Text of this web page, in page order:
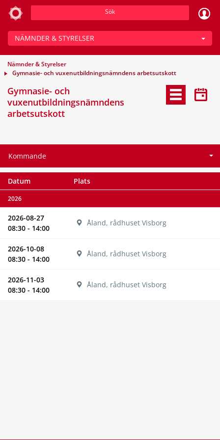
Sök
NÄMNDER & STYRELSER
Nämnder & Styrelser
Gymnasie- och vuxenutbildningsnämndens arbetsutskott
Gymnasie- och
vuxenutbildningsnämndens
arbetsutskott
Kommande
Datum Plats
2026
2026-08-27
08:30 - 14:00
Åland, rådhuset Visborg
2026-10-08
08:30 - 14:00
Åland, rådhuset Visborg
2026-11-03
08:30 - 14:00
Åland, rådhuset Visborg